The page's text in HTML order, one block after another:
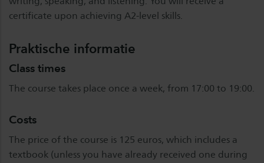
certificate upon achieving A2-level skills.
Praktische informatie
Class times
The course takes place once a week, from 17:00 to 19:00.
Costs
The price of the course is 125 euros, which includes a
textbook (unless you have already received one during